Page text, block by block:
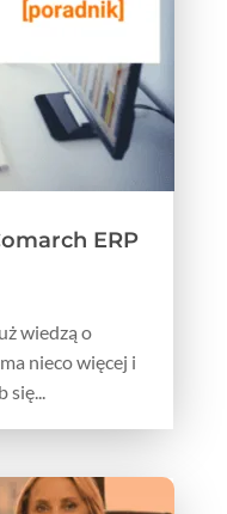
ERP
wiedzą o
nieco więcej i
się...